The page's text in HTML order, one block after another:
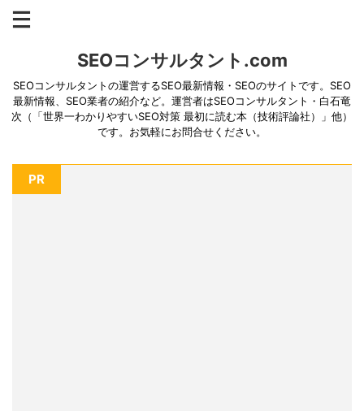
SEOコンサルタント.com
SEOコンサルタントの運営するSEO最新情報・SEOのサイトです。SEO
最新情報、SEO業者の紹介など。運営者はSEOコンサルタント・白石竜
次（「世界一わかりやすいSEO対策 最初に読む本（技術評論社）」他）
です。お気軽にお問合せください。
PR